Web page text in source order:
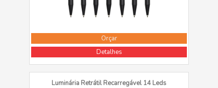
Orçar
Detalhes
Luminária Retrátil Recarregável 14 Leds